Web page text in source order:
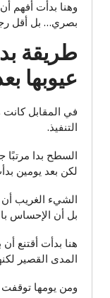
وهنا بدأت أفهم أن
بصري… بل أقل
طريقة
عيوبها
في المقابل
التنفيذ.
السطح بدا مرتبًا
لكن بعد يومين
الشيء الغريب
بل أن الإحساس
هنا بدأت أقتنع
المدى القصير
ومن يومها